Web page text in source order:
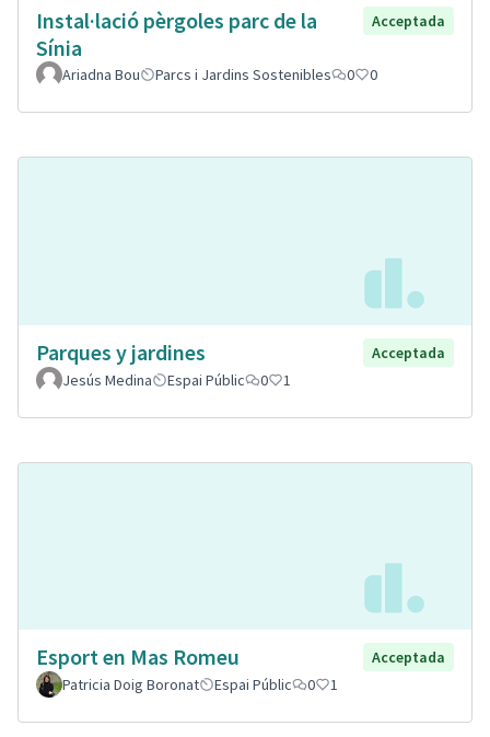
Instal·lació pèrgoles parc de la
Sínia
Acceptada
Ariadna Bou Parcs i Jardins Sostenibles 0 0
Parques y jardines
Acceptada
Jesús Medina
Espai Públic 0 1
Esport en Mas Romeu
Acceptada
Patricia Doig Boronat
Espai Públic 0 1